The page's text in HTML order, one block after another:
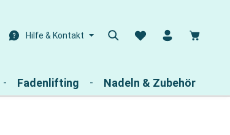
Hilfe & Kontakt
Fadenlifting Nadeln & Zubehör